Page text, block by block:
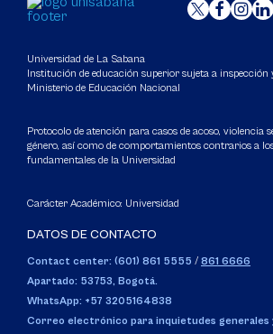
Universidad de La Sabana
Institución de educación superior sujeta a inspección
Ministerio de Educación Nacional
Protocolo de atención para casos de acoso, violencia
género, así como de comportamientos contrarios a
fundamentales de la Universidad
Carácter Académico: Universidad
DATOS DE CONTACTO
Contact center: (601) 861 5555 / 861 6666
Apartado: 53753, Bogotá.
WhatsApp: +57 3205164838
Correo electrónico para inquietudes generales